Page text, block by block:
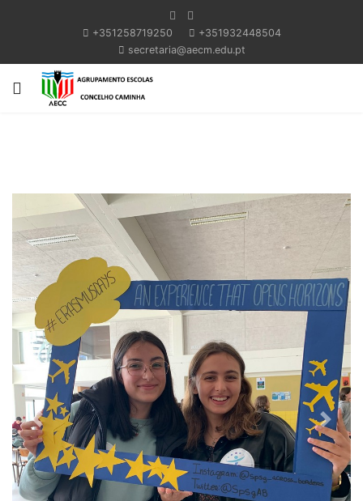
+351258719250
+351932448504
secretaria@aecm.edu.pt
Previous Next